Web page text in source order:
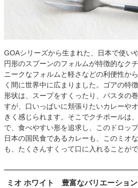
GOAシリーズから生まれた、日本で使い
円形のスプーンのフォルムが特徴的なク
ニークなフォルムと軽さなどの利便性か
く間に世界中に広まりました。ゴアの特
形状は、スープをすくったり、パスタの
すが、口いっぱいに頬張りたいカレーや
きく感じられます。そこでクチポールは
で、食べやすい形を追求し、このドロッ
日本の国民食であるカレーも、このミオ
も、たくさんすくって口に入れることがで
ミオ ホワイト 豊富なバリエーショ